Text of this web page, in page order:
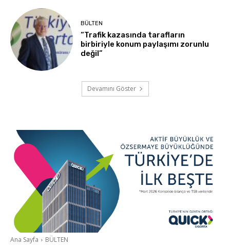
BÜLTEN
“Trafik kazasında tarafların
birbiriyle konum paylaşımı zorunlu
değil”
Devamını Göster